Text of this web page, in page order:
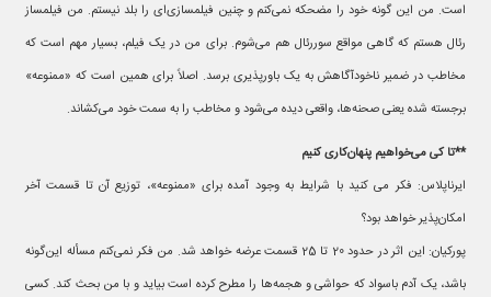
است. من این گونه خود را مضحکه نمی‌کنم و چنین فیلمسازی‌ای را بلد نیستم. من فیلمساز
رئال هستم که گاهی مواقع سوررئال هم می‌شوم. برای من در یک فیلم، بسیار مهم است که
مخاطب در ضمیر ناخودآگاهش به یک باورپذیری برسد. اصلاً برای همین است که «ممنوعه»
برجسته شده یعنی صحنه‌ها، واقعی دیده می‌شود و مخاطب را به سمت خود می‌کشاند.
**تا کی می‌خواهیم پنهان‌کاری کنیم
ایرناپلاس: فکر می کنید با شرایط به وجود آمده برای «ممنوعه»، توزیع آن تا قسمت آخر
امکان‌پذیر خواهد بود؟
پورکیان: این اثر در حدود 20 تا 25 قسمت عرضه خواهد شد. من فکر نمی‌کنم مسأله این‌گونه
باشد، یک آدم باسواد که حواشی و هجمه‌ها را مطرح کرده است بیاید و با من بحث کند. کسی